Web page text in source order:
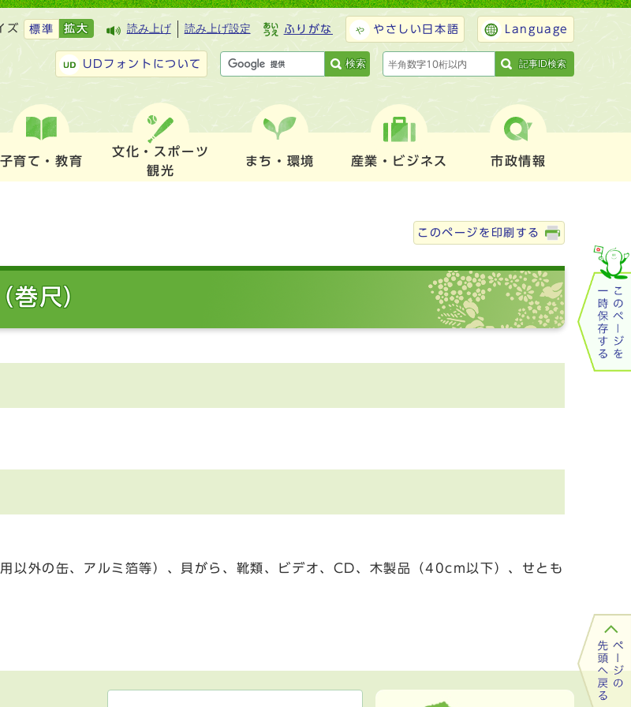
ズ 標準 拡大 読み上げ 読み上げ設定 ふりがな やさしい日本語 Language
UDフォントについて 検索 記事ID検索
子育て・教育
文化・スポーツ
観光
まち・環境 産業・ビジネス 市政情報
このページを印刷する
巻尺）
以外の缶、アルミ箔等）、貝がら、靴類、ビデオ、CD、木製品（40cm以下）、せとも